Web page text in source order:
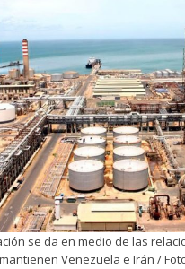
se da en medio de las
mantienen Venezuela e Irán /